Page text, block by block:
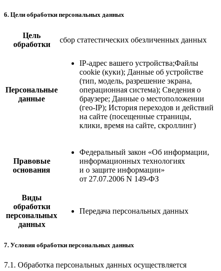
6. Цели обработки персональных данных
Цель
обработки
сбор статестических обезличенных данных
Персональные
данные
IP-адрес вашего устройства;Файлы
cookie (куки); Данные об устройстве
(тип, модель, разрешение экрана,
операционная система); Сведения о
браузере; Данные о местоположении
(гео-IP); История переходов и действий
на сайте (посещенные страницы,
клики, время на сайте, скроллинг)
Правовые
основания
Федеральный закон «Об информации,
информационных технологиях
и о защите информации»
от 27.07.2006 N 149-ФЗ
Виды
обработки
персональных
данных
Передача персональных данных
7. Условия обработки персональных данных
7.1. Обработка персональных данных осуществляется